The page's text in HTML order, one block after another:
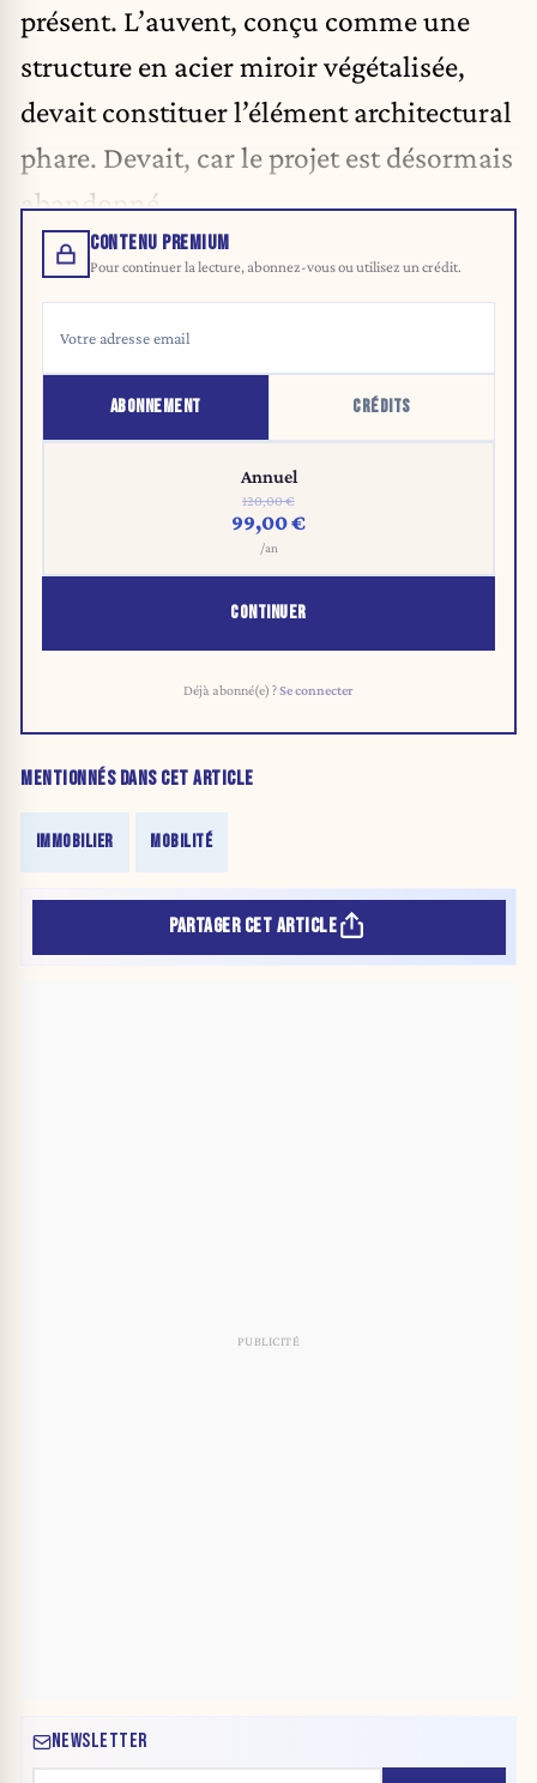
présent. L’auvent, conçu comme une
structure en acier miroir végétalisée,
devait constituer l’élément architectural
phare. Devait, car le projet est désormais
abandonné.
CONTENU PREMIUM
Pour continuer la lecture, abonnez-vous ou utilisez un crédit.
ABONNEMENT CRÉDITS
Annuel
120,00 €
99,00 €
/an
CONTINUER
Déjà abonné(e) ?Se connecter
MENTIONNÉS DANS CET ARTICLE
IMMOBILIER MOBILITÉ
PARTAGER CET ARTICLE
NEWSLETTER